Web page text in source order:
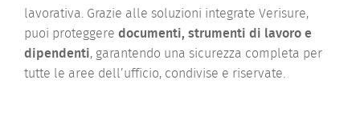
lavorativa. Grazie alle soluzioni integrate Verisure,
puoi proteggere documenti, strumenti di lavoro e
dipendenti, garantendo una sicurezza completa per
tutte le aree dell’ufficio, condivise e riservate.